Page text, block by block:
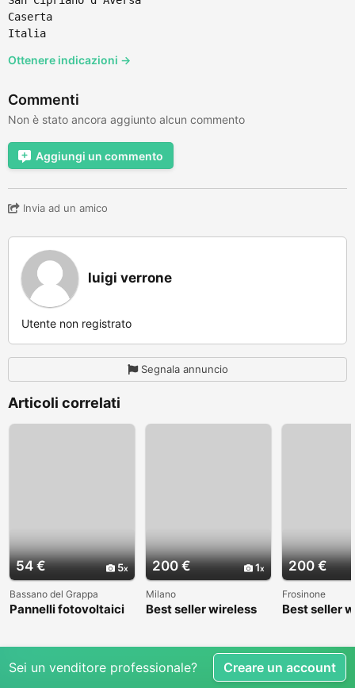
Caserta
Italia
Ottenere indicazioni →
Commenti
Non è stato ancora aggiunto alcun commento
Aggiungi un commento
Invia ad un amico
luigi verrone
Utente non registrato
Segnala annuncio
Articoli correlati
54 € 5
Bassano del Grappa
Pannelli fotovoltaici
200 € 1
Milano
Best seller wireless
200 €
Frosinone
Best seller
Sei un venditore professionale? Creare un account